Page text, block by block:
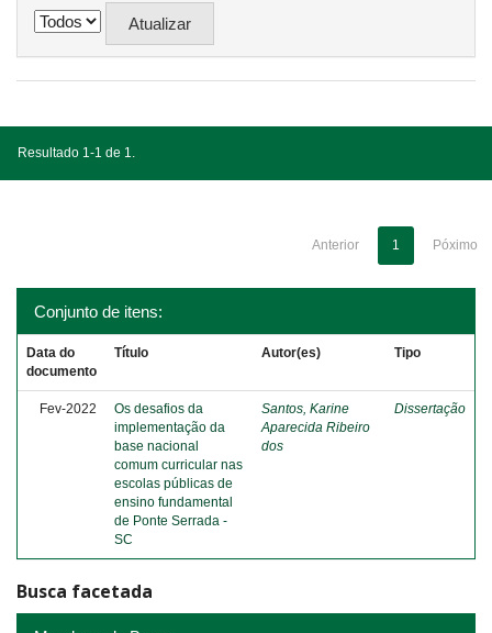
Resultado 1-1 de 1.
Anterior 1 Póximo
Conjunto de itens:
Data do
documento
Título Autor(es) Tipo
Fev-2022
Os desafios da
implementação da
base nacional
comum curricular nas
escolas públicas de
ensino fundamental
de Ponte Serrada -
SC
Santos, Karine
Aparecida Ribeiro
dos
Dissertação
Busca facetada